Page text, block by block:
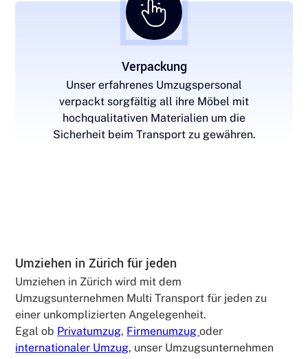
Verpackung
Unser erfahrenes Umzugspersonal
verpackt sorgfältig all ihre Möbel mit
hochqualitativen Materialien um die
Sicherheit beim Transport zu gewähren.
Umziehen in Zürich für jeden
Umziehen in Zürich wird mit dem
Umzugsunternehmen Multi Transport für jeden zu
einer unkomplizierten Angelegenheit.
Egal ob Privatumzug, Firmenumzugoder
internationaler Umzug, unser Umzugsunternehmen